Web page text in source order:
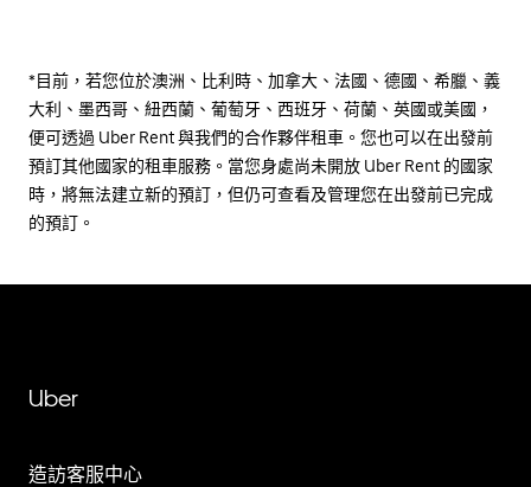
*目前，若您位於澳洲、比利時、加拿大、法國、德國、希臘、義
大利、墨西哥、紐西蘭、葡萄牙、西班牙、荷蘭、英國或美國，
便可透過 Uber Rent 與我們的合作夥伴租車。您也可以在出發前
預訂其他國家的租車服務。當您身處尚未開放 Uber Rent 的國家
時，將無法建立新的預訂，但仍可查看及管理您在出發前已完成
的預訂。
Uber
造訪客服中心